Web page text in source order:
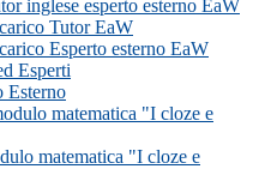
inglese esperto esterno EaW
Tutor EaW
Esperto esterno EaW
Esperti
Esterno
matematica "I cloze e
matematica "I cloze e